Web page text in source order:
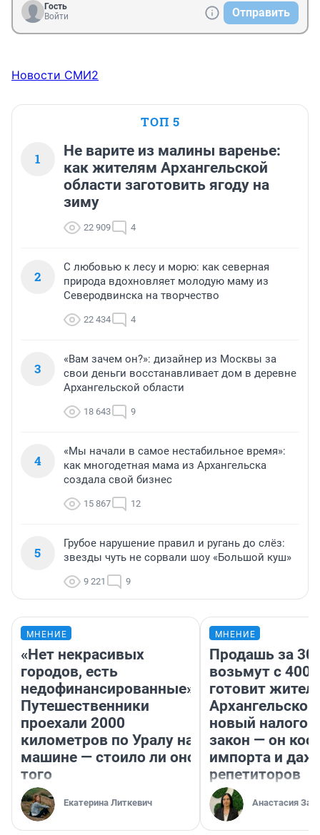
Гость
Войти
Отправить
Новости СМИ2
ТОП 5
1
Не варите из малины варенье:
как жителям Архангельской
области заготовить ягоду на
зиму
22 909 4
2
С любовью к лесу и морю: как северная
природа вдохновляет молодую маму из
Северодвинска на творчество
22 434 4
3
«Вам зачем он?»: дизайнер из Москвы за
свои деньги восстанавливает дом в деревне
Архангельской области
18 643 9
4
«Мы начали в самое нестабильное время»:
как многодетная мама из Архангельска
создала свой бизнес
15 867 12
5
Грубое нарушение правил и ругань до слёз:
звезды чуть не сорвали шоу «Большой куш»
9 221 9
МНЕНИЕ
«Нет некрасивых
городов, есть
недофинансированные».
Путешественники
проехали 2000
километров по Уралу на
машине — стоило ли оно
того
Екатерина Литкевич
МНЕНИЕ
Продашь за
возьмут с
готовит
новый
закон — он
импорта и
репетиторов
Анастасия